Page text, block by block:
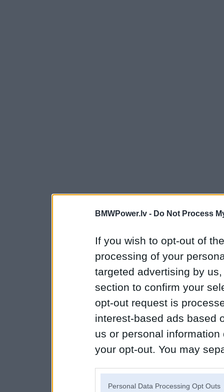
BMWPower.lv - Do Not Process
If you wish to opt-out of
processing of your
targeted advertising by
section to confirm your
opt-out request is
interest-based ads based
us or personal
your opt-out. You may
Personal Data Processing Opt Outs